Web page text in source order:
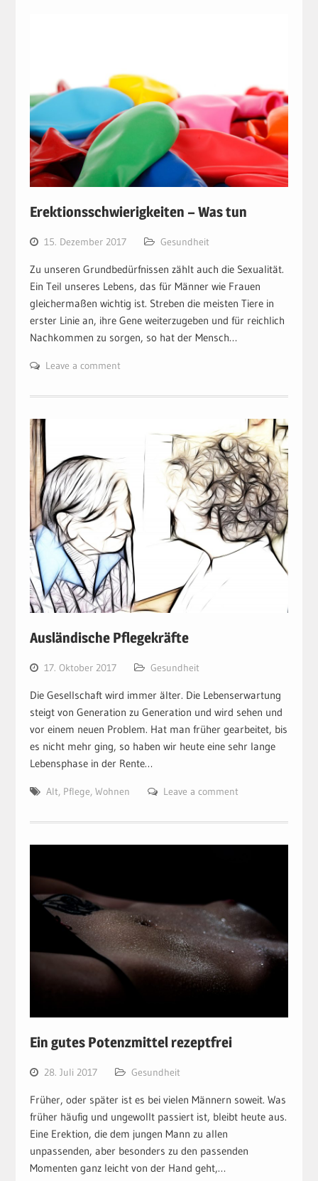
Erektionsschwierigkeiten – Was tun
15. Dezember 2017 Gesundheit
Zu unseren Grundbedürfnissen zählt auch die Sexualität.
Ein Teil unseres Lebens, das für Männer wie Frauen
gleichermaßen wichtig ist. Streben die meisten Tiere in
erster Linie an, ihre Gene weiterzugeben und für reichlich
Nachkommen zu sorgen, so hat der Mensch…
Leave a comment
Ausländische Pflegekräfte
17. Oktober 2017 Gesundheit
Die Gesellschaft wird immer älter. Die Lebenserwartung
steigt von Generation zu Generation und wird sehen und
vor einem neuen Problem. Hat man früher gearbeitet, bis
es nicht mehr ging, so haben wir heute eine sehr lange
Lebensphase in der Rente…
Alt, Pflege, Wohnen Leave a comment
Ein gutes Potenzmittel rezeptfrei
28. Juli 2017 Gesundheit
Früher, oder später ist es bei vielen Männern soweit. Was
früher häufig und ungewollt passiert ist, bleibt heute aus.
Eine Erektion, die dem jungen Mann zu allen
unpassenden, aber besonders zu den passenden
Momenten ganz leicht von der Hand geht,…